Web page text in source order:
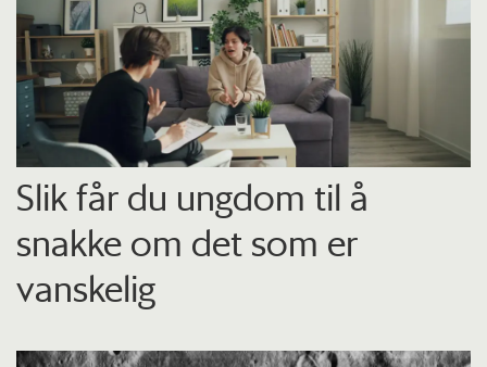
Slik får du ungdom til å
snakke om det som er
vanskelig